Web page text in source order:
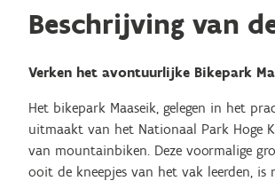
Beschrijving van
Verken het avontuurlijke Bikepark
Het bikepark Maaseik, gelegen in het
uitmaakt van het Nationaal Park Hoge
van mountainbiken. Deze voormalige
ooit de kneepjes van het vak leerden,